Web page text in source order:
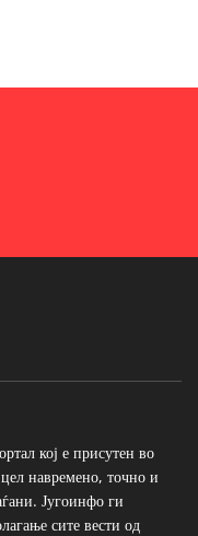
кој е присутен во
навремено, точно и
Југоинфо ги
сите вести од